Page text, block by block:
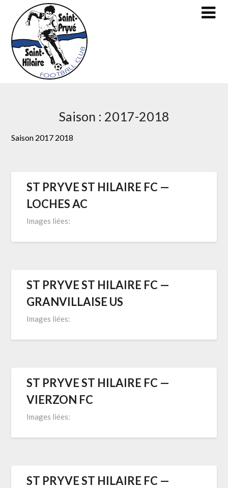
content
Saison : 2017-2018
Saison 2017 2018
ST PRYVE ST HILAIRE FC —
LOCHES AC
Images liées:
ST PRYVE ST HILAIRE FC —
GRANVILLAISE US
Images liées:
ST PRYVE ST HILAIRE FC —
VIERZON FC
Images liées:
ST PRYVE ST HILAIRE FC —